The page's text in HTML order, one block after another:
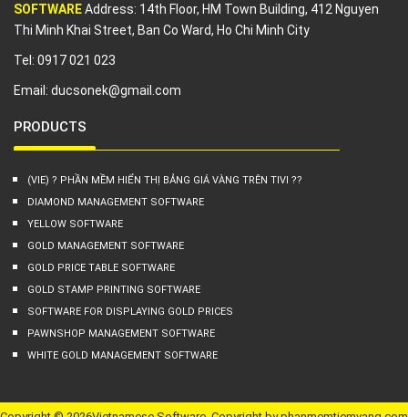
SOFTWAREAddress: 14th Floor, HM Town Building, 412 Nguyen
Thi Minh Khai Street, Ban Co Ward, Ho Chi Minh City
Tel: 0917 021 023
Email: ducsonek@gmail.com
PRODUCTS
(VIE) ? PHẦN MỀM HIỂN THỊ BẢNG GIÁ VÀNG TRÊN TIVI ??
DIAMOND MANAGEMENT SOFTWARE
YELLOW SOFTWARE
GOLD MANAGEMENT SOFTWARE
GOLD PRICE TABLE SOFTWARE
GOLD STAMP PRINTING SOFTWARE
SOFTWARE FOR DISPLAYING GOLD PRICES
PAWNSHOP MANAGEMENT SOFTWARE
WHITE GOLD MANAGEMENT SOFTWARE